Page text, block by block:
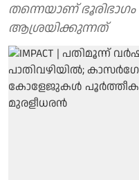
തന്നെയാണ്
ആശ്രയിക്കുന്നത്